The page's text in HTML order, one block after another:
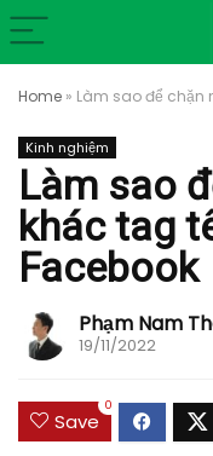
Home » Làm sao để chặn
Kinh nghiệm
Làm sao
khác tag
Facebook
Phạm Nam
19/11/2022
Save
0